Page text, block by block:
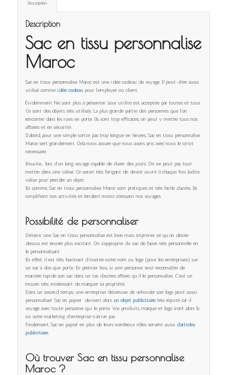
Description
Description
Sac en tissu personnalise
Maroc
Sac en tissu personnalise Maroc est une idée cadeau de voyage. Il peut-être aussi
utilisé commeidée cadeau pour l’employer ou client.
Évidemment Ne sont plus à présenter. Leur utilité est acceptée par toutes et tous.
Ce sont des objets très utilisés. La plus grande partie des personnes que l’on
rencontre dans les rues en porte. Ils sont trop efficaces, on peut y mettre tous nos
affaires et en sécurité.
D’abord, pour une simple sortie pas trop longue en heures, Sac en tissu personnalise
Maroc sert grandement. Cela nous assure que nous avons pris avec nous le strict
nécessaire.
Ensuite, lors d’un long voyage capable de durer des jours. On ne peut pas tout
mettre dans une valise. Ce serait très fatigant de devoir ouvrir à chaque fois ladite
valise pour prendre un objet.
En somme, Sac en tissu personnalise Maroc sont pratiques et très facile d’accès. Ils
simplifient nos activités et rendent moins stressant nos voyages.
Possibilité de personnaliser
Détenir une Sac en tissu personnalise est bien mais imprimer ce qu’on désire
dessus est encore plus excitant. On s’approprie du sac de façon très personnelle en
le personnalisant.
En effet, il est très fascinant d’inscrire notre nom ou logo (pour les entreprises) sur
un sac à dos que porte. En premier lieu, si une personne veut reconnaître de
manière rapide son sac dans un tas d’autres affaire, qu’il le personnalise. C’est un
moyen très intéressant de marquer sa propriété.
Dans un second temps, une entreprise désireuse de véhiculer son logo peut aussi
personnaliser. Sac en papier devient alors un objet publicitairetrès réputé car il
voyage avec toute personne qui le porte. Vos produits, marque et logo iront alors là
où votre marketing d’entreprise n’arrive pas.
Finalement, Sac en papier en plus de leurs nombreux rôles servent aussi d’articles
publicitaire.
Où trouver Sac en tissu personnalise
Maroc ?